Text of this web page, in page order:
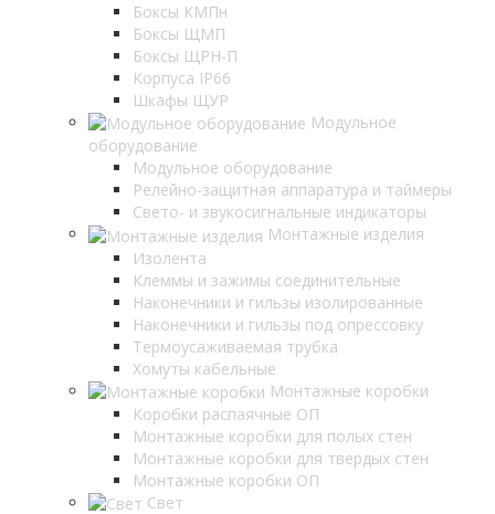
Боксы КМПн
Боксы ЩМП
Боксы ЩРН-П
Корпуса IP66
Шкафы ЩУР
Модульное
оборудование
Модульное оборудование
Релейно-защитная аппаратура и таймеры
Свето- и звукосигнальные индикаторы
Монтажные изделия
Изолента
Клеммы и зажимы соединительные
Наконечники и гильзы изолированные
Наконечники и гильзы под опрессовку
Термоусаживаемая трубка
Хомуты кабельные
Монтажные коробки
Коробки распаячные ОП
Монтажные коробки для полых стен
Монтажные коробки для твердых стен
Монтажные коробки ОП
Свет